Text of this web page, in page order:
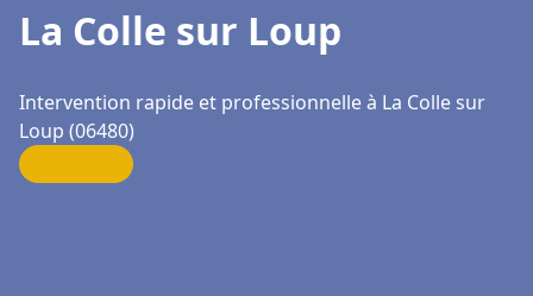
La Colle sur Loup
Intervention rapide et professionnelle à La Colle sur
Loup (06480)